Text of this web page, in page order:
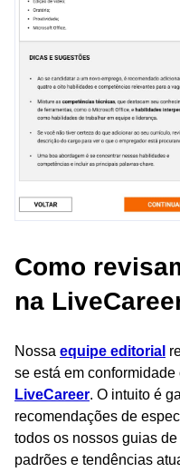
Como
na
Nossa equipe editorial
se está em conformidade
LiveCareer. O intuito é
recomendações de
todos os nossos guias
padrões e tendências